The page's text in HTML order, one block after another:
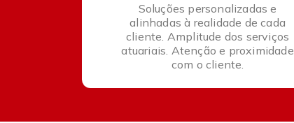
Soluções personalizadas e
alinhadas à realidade de cada
cliente. Amplitude dos serviços
atuariais. Atenção e proximidade
com o cliente.